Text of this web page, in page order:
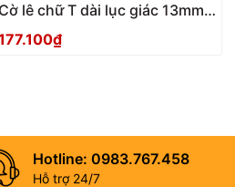
Cờ lê chữ T dài lục giác 13mm
OURA TW0013
Hotline: 0983.767.458
Hỗ trợ 24/7